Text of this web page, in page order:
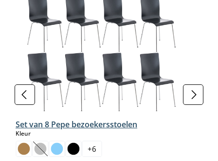
Set van 8 Pepe bezoekersstoelen
Kleurselect
(Deze optie is momenteel niet beschikbaar.)
+6